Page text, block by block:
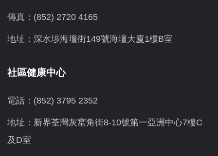
傳真：(852) 2720 4165
地址：深水埗海壇街149號海壇大廈1樓B室
社區健康中心
電話：(852) 3795 2352
地址：新界荃灣灰窰角街8-10號第一亞洲中心7樓C
及D室